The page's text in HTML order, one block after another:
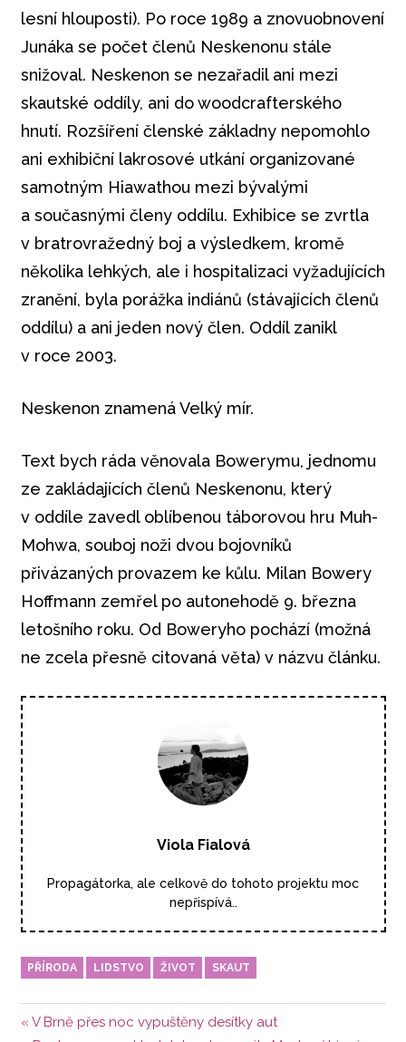
lesní hlouposti). Po roce 1989 a znovuobnovení
Junáka se počet členů Neskenonu stále
snižoval. Neskenon se nezařadil ani mezi
skautské oddíly, ani do woodcrafterského
hnutí. Rozšíření členské základny nepomohlo
ani exhibiční lakrosové utkání organizované
samotným Hiawathou mezi bývalými
a současnými členy oddílu. Exhibice se zvrtla
v bratrovražedný boj a výsledkem, kromě
několika lehkých, ale i hospitalizaci vyžadujících
zranění, byla porážka indiánů (stávajících členů
oddílu) a ani jeden nový člen. Oddíl zanikl
v roce 2003.
Neskenon znamená Velký mír.
Text bych ráda věnovala Bowerymu, jednomu
ze zakládajících členů Neskenonu, který
v oddíle zavedl oblíbenou táborovou hru Muh-
Mohwa, souboj noži dvou bojovníků
přivázaných provazem ke kůlu. Milan Bowery
Hoffmann zemřel po autonehodě 9. března
letošního roku. Od Boweryho pochází (možná
ne zcela přesně citovaná věta) v názvu článku.
Viola Fialová
Propagátorka, ale celkově do tohoto projektu moc
nepřispívá..
PŘÍRODA LIDSTVO ŽIVOT SKAUT
Navigace
Předchozí
V Brně přes noc vypuštěny desítky aut